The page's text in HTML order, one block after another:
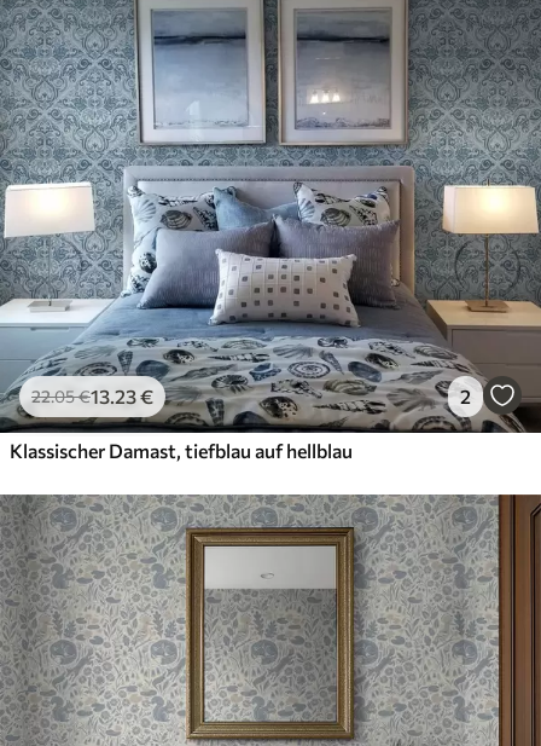
22.05€13.23€ 2
Klassischer Damast, tiefblau auf hellblau